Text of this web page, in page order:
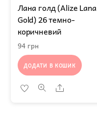
Лана голд (Alize Lana
Gold) 26 темно-
коричневий
94 грн
ДОДАТИ В КОШИК
Share